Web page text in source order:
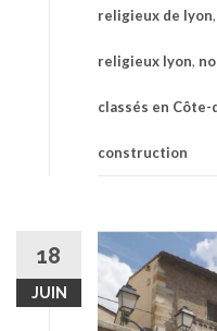
religieux de lyon,
religieux lyon,
classés en
construction
18
JUIN